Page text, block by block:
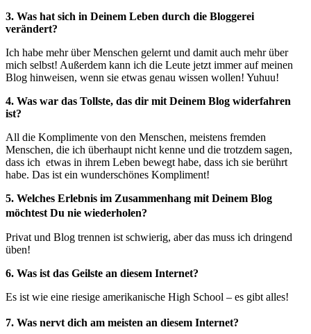
3. Was hat sich in Deinem Leben durch die Bloggerei
verändert?
Ich habe mehr über Menschen gelernt und damit auch mehr über
mich selbst! Außerdem kann ich die Leute jetzt immer auf meinen
Blog hinweisen, wenn sie etwas genau wissen wollen! Yuhuu!
4. Was war das Tollste, das dir mit Deinem Blog widerfahren
ist?
All die Komplimente von den Menschen, meistens fremden
Menschen, die ich überhaupt nicht kenne und die trotzdem sagen,
dass ich etwas in ihrem Leben bewegt habe, dass ich sie berührt
habe. Das ist ein wunderschönes Kompliment!
5. Welches Erlebnis im Zusammenhang mit Deinem Blog
möchtest Du nie wiederholen?
Privat und Blog trennen ist schwierig, aber das muss ich dringend
üben!
6. Was ist das Geilste an diesem Internet?
Es ist wie eine riesige amerikanische High School – es gibt alles!
7. Was nervt dich am meisten an diesem Internet?